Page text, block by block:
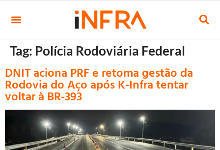
Tag: Polícia Rodoviária Federal
DNIT aciona PRF e retoma gestão da
Rodovia do Aço após K-Infra tentar
voltar à BR-393